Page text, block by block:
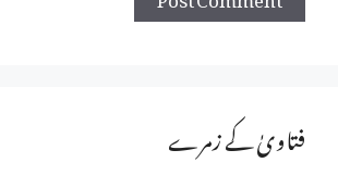
فتاویٰ کے زمرے